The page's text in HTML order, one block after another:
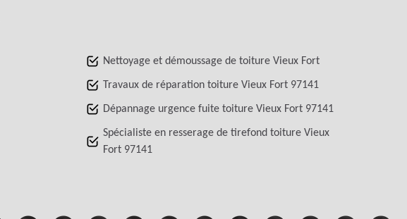
Nettoyage et démoussage de toiture Vieux Fort
Travaux de réparation toiture Vieux Fort 97141
Dépannage urgence fuite toiture Vieux Fort 97141
Spécialiste en resserage de tirefond toiture Vieux
Fort 97141